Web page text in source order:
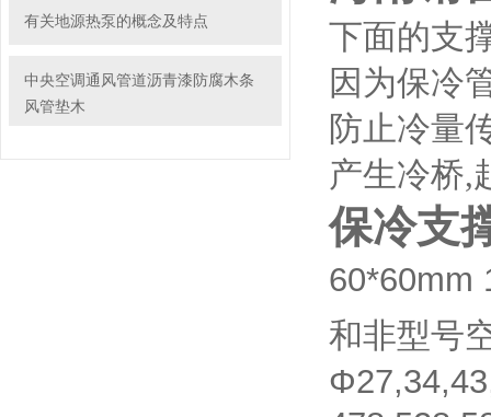
有关地源热泵的概念及特点
中央空调通风管道沥青漆防腐木条
风管垫木
下面的支
因为保冷
防止冷量
产生冷桥,
保冷支
60*60mm
和非型号